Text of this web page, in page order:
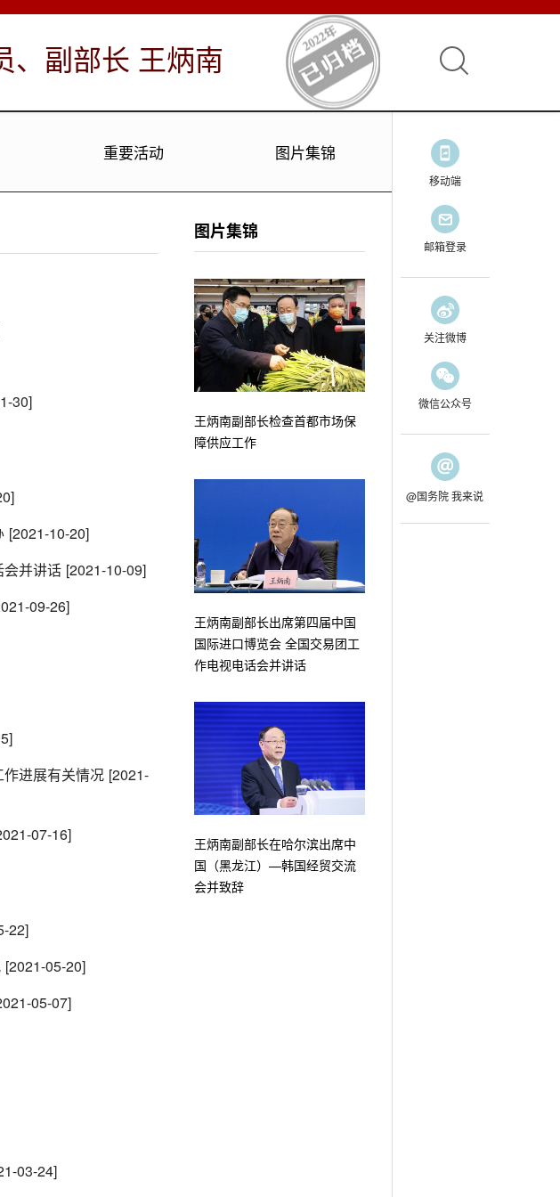
、副部长 王炳南
重要活动 图片集锦
30]
[2021-10-20]
并讲话 [2021-10-09]
09-26]
进展有关情况 [2021-
07-16]
22]
[2021-05-20]
05-07]
03-24]
图片集锦
王炳南副部长检查首都市场保
障供应工作
王炳南副部长出席第四届中国
国际进口博览会 全国交易团工
作电视电话会并讲话
王炳南副部长在哈尔滨出席中
国（黑龙江）—韩国经贸交流
会并致辞
移动端
邮箱登录
关注微博
微信公众号
@国务院 我来说